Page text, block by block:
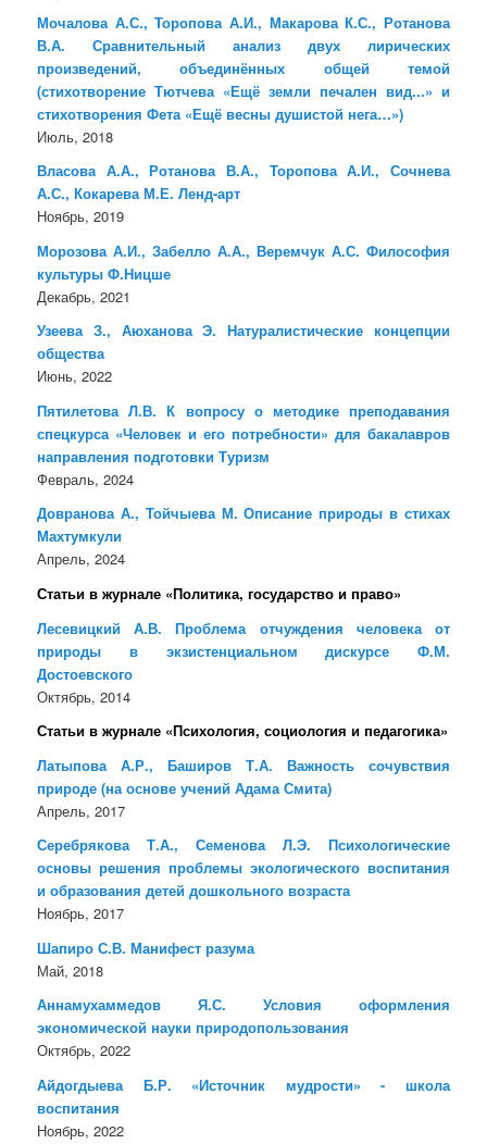
Мочалова А.С., Торопова А.И., Макарова К.С., Ротанова
В.А. Сравнительный анализ двух лирических
произведений, объединённых общей темой
(стихотворение Тютчева «Ещё земли печален вид...» и
стихотворения Фета «Ещё весны душистой нега…»)
Июль, 2018
Власова А.А., Ротанова В.А., Торопова А.И., Сочнева
А.С., Кокарева М.Е. Ленд-арт
Ноябрь, 2019
Морозова А.И., Забелло А.А., Веремчук А.С. Философия
культуры Ф.Ницше
Декабрь, 2021
Узеева З., Аюханова Э. Натуралистические концепции
общества
Июнь, 2022
Пятилетова Л.В. К вопросу о методике преподавания
спецкурса «Человек и его потребности» для бакалавров
направления подготовки Туризм
Февраль, 2024
Довранова А., Тойчыева М. Описание природы в стихах
Махтумкули
Апрель, 2024
Статьи в журнале «Политика, государство и право»
Лесевицкий А.В. Проблема отчуждения человека от
природы в экзистенциальном дискурсе Ф.М.
Достоевского
Октябрь, 2014
Статьи в журнале «Психология, социология и педагогика»
Латыпова А.Р., Баширов Т.А. Важность сочувствия
природе (на основе учений Адама Смита)
Апрель, 2017
Серебрякова Т.А., Семенова Л.Э. Психологические
основы решения проблемы экологического воспитания
и образования детей дошкольного возраста
Ноябрь, 2017
Шапиро С.В. Манифест разума
Май, 2018
Аннамухаммедов Я.С. Условия оформления
экономической науки природопользования
Октябрь, 2022
Айдогдыева Б.Р. «Источник мудрости» - школа
воспитания
Ноябрь, 2022